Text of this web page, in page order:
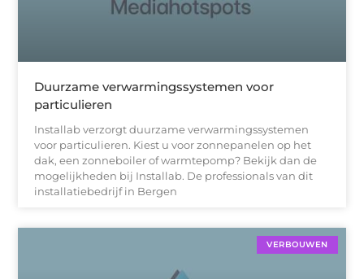
Duurzame verwarmingssystemen voor
particulieren
Installab verzorgt duurzame verwarmingssystemen
voor particulieren. Kiest u voor zonnepanelen op het
dak, een zonneboiler of warmtepomp? Bekijk dan de
mogelijkheden bij Installab. De professionals van dit
installatiebedrijf in Bergen
VERBOUWEN